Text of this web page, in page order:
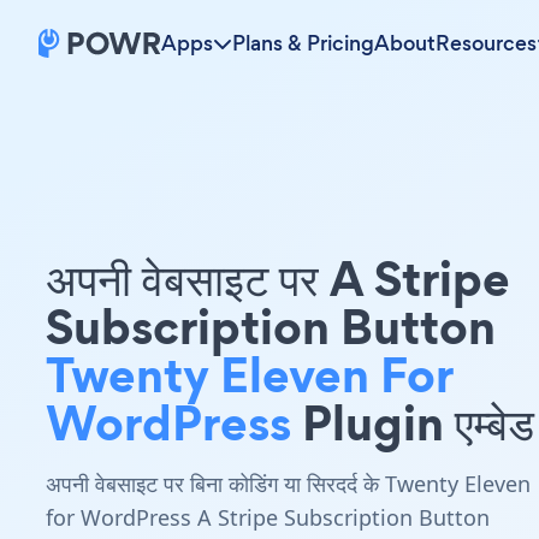
Apps Plans & PricingAboutResources
अपनी वेबसाइट पर A Stripe
Subscription Button
Twenty Eleven For
WordPress Plugin
अपनी वेबसाइट पर बिना कोडिंग या सिरदर्द के Twenty Eleven
for WordPress A Stripe Subscription Button